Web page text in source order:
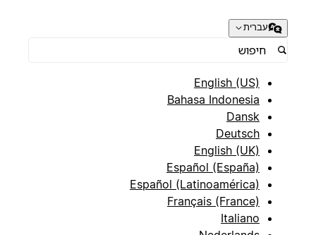
עברית
English (US)
Bahasa Indonesia
Dansk
Deutsch
English (UK)
Español (España)
Español (Latinoamérica)
Français (France)
Italiano